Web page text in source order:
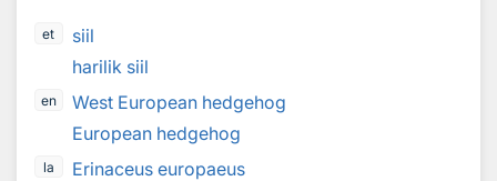
et
siil
harilik siil
en
West European hedgehog
European hedgehog
la Erinaceus europaeus